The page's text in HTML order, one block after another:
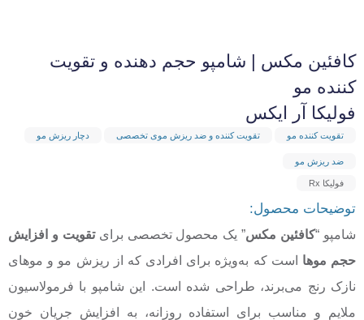
کافئین مکس | شامپو حجم دهنده و تقویت
کننده مو
فولیکا آر ایکس
تقویت کننده مو تقویت کننده و ضد ریزش موی تخصصی دچار ریزش مو
ضد ریزش مو
فولیکا Rx
توضیحات محصول:
شامپو “کافئین مکس” یک محصول تخصصی برایتقویت و افزایش
حجم موها است که به‌ویژه برای افرادی که از ریزش مو و موهای
نازک رنج می‌برند، طراحی شده است. این شامپو با فرمولاسیون
ملایم و مناسب برای استفاده روزانه، به افزایش جریان خون